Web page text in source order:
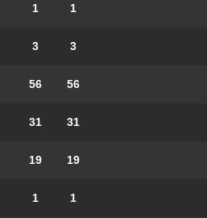
1
1
3
3
56
56
31
31
19
19
1
1